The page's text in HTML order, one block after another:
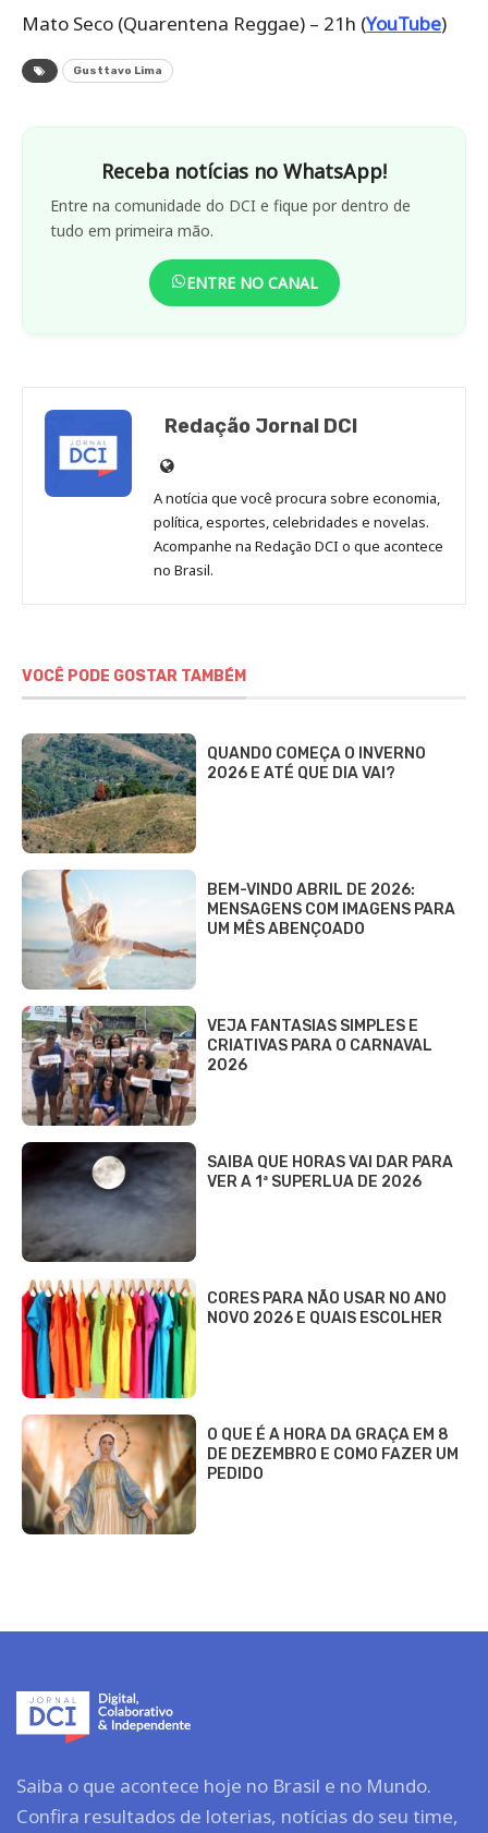
Mato Seco (Quarentena Reggae) – 21h (YouTube)
Gusttavo Lima
Receba notícias no WhatsApp!
Entre na comunidade do DCI e fique por dentro de
tudo em primeira mão.
ENTRE NO CANAL
Redação Jornal DCI
Site
de
Redação
Jornal
DCI
A notícia que você procura sobre economia,
política, esportes, celebridades e novelas.
Acompanhe na Redação DCI o que acontece
no Brasil.
VOCÊ PODE GOSTAR TAMBÉM
QUANDO COMEÇA O INVERNO
2026 E ATÉ QUE DIA VAI?
BEM-VINDO ABRIL DE 2026:
MENSAGENS COM IMAGENS PARA
UM MÊS ABENÇOADO
VEJA FANTASIAS SIMPLES E
CRIATIVAS PARA O CARNAVAL
2026
SAIBA QUE HORAS VAI DAR PARA
VER A 1ª SUPERLUA DE 2026
CORES PARA NÃO USAR NO ANO
NOVO 2026 E QUAIS ESCOLHER
O QUE É A HORA DA GRAÇA EM 8
DE DEZEMBRO E COMO FAZER UM
PEDIDO
Saiba o que acontece hoje no Brasil e no Mundo.
Confira resultados de loterias, notícias do seu time,